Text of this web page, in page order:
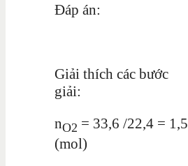
Đáp án:
Giải thích các bước
giải:
nO2 = 33,6 /22,4 = 1,5
(mol)